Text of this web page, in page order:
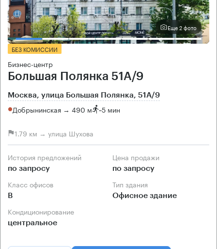
Еще 2 фото
БЕЗ КОМИССИИ
Бизнес-центр
Большая Полянка 51А/9
Москва, улица Большая Полянка, 51А/9
Добрынинская → 490 м ~5 мин
1.79 км → улица Шухова
История предложений
по запросу
Цена продажи
по запросу
Класс офисов
B
Тип здания
Офисное здание
Кондиционирование
центральное